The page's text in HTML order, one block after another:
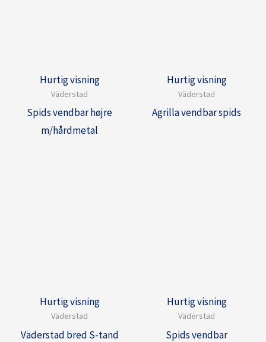
Hurtig visning
Väderstad
Spids vendbar højre
m/hårdmetal
Hurtig visning
Väderstad
Agrilla vendbar spids
Hurtig visning
Väderstad
Väderstad bred S-tand
Hurtig visning
Väderstad
Spids vendbar